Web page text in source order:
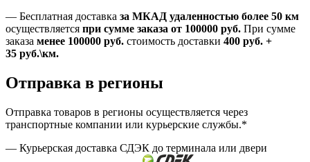
— Бесплатная доставка за МКАД удаленностью более 50 км
осуществляется при сумме заказа от 100000 руб. При сумме
заказа менее 100000 руб. стоимость доставки 400 руб. +
35 руб.\км.
Отправка в регионы
Отправка товаров в регионы осуществляется через
транспортные компании или курьерские службы.*
— Курьерская доставка СДЭК до терминала или двери